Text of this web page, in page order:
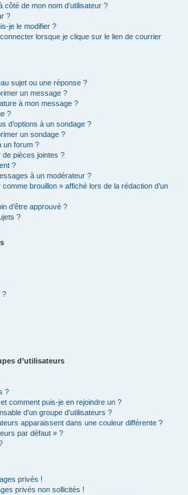
de mon nom d’utilisateur ?
?
je le modifier ?
lorsque je clique sur le lien de courrier
sujet ou une réponse ?
un message ?
à mon message ?
?
d’options à un sondage ?
un sondage ?
un forum ?
de pièces jointes ?
?
à un modérateur ?
brouillon » affiché lors de la rédaction d’un
d’être approuvé ?
?
?
d’utilisateurs
?
comment puis-je en rejoindre un ?
d’un groupe d’utilisateurs ?
apparaissent dans une couleur différente ?
par défaut » ?
privés !
privés non sollicités !